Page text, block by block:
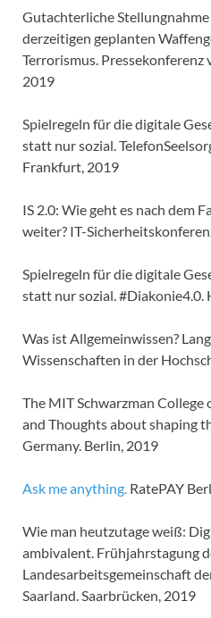
Gutachterliche
derzeitigen geplanten
Terrorismus. Pressekonferenz
2019
Spielregeln für die digitale
statt nur sozial.
Frankfurt, 2019
IS 2.0: Wie geht es nach dem
weiter? IT-
Spielregeln für die digitale
statt nur sozial. #Diakonie4.0.
Was ist Allgemeinwissen?
Wissenschaften in der
The MIT Schwarzman
and Thoughts about shaping
Germany. Berlin, 2019
Ask me anything. RatePAY
Wie man heutzutage weiß:
ambivalent. Frühjahrstagung
Landesarbeitsgemeinschaft
Saarland. Saarbrücken, 2019